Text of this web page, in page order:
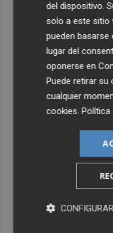
del dispositivo.
solo a este sitio
pueden basarse
lugar del
oponerse en
Puede retirar su
cualquier
cookies.Política
CONFIGURAR